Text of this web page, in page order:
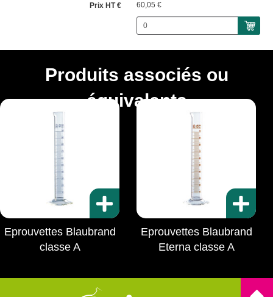
60,05 €
Produits associés ou
équivalents
Eprouvettes Blaubrand
classe A
Eprouvettes Blaubrand
Eterna classe A